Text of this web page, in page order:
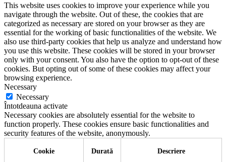
This website uses cookies to improve your experience while you
navigate through the website. Out of these, the cookies that are
categorized as necessary are stored on your browser as they are
essential for the working of basic functionalities of the website. We
also use third-party cookies that help us analyze and understand how
you use this website. These cookies will be stored in your browser
only with your consent. You also have the option to opt-out of these
cookies. But opting out of some of these cookies may affect your
browsing experience.
Necessary
Necessary
Întotdeauna activate
Necessary cookies are absolutely essential for the website to
function properly. These cookies ensure basic functionalities and
security features of the website, anonymously.
Cookie Durată Descriere